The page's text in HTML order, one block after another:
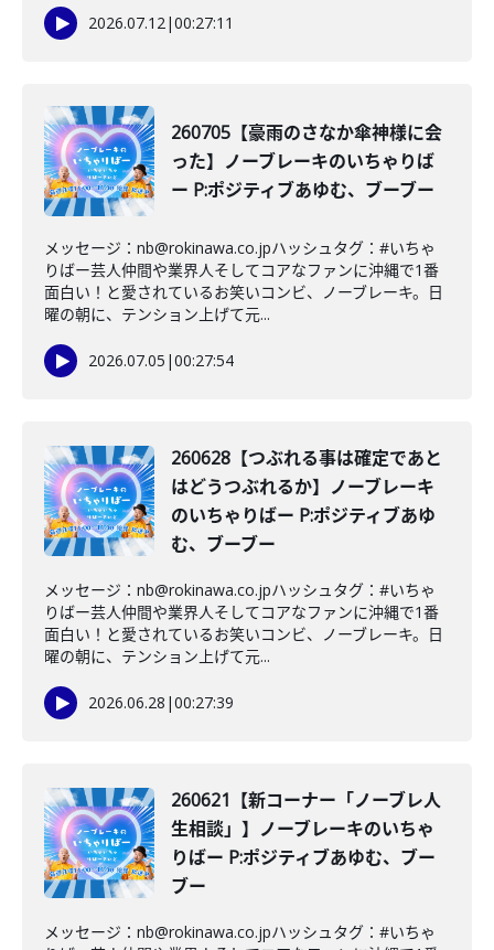
2026.07.12|00:27:11
260705【豪雨のさなか傘神様に会
った】ノーブレーキのいちゃりば
ー P:ポジティブあゆむ、ブーブー
メッセージ：nb@rokinawa.co.jpハッシュタグ：#いちゃ
りばー芸人仲間や業界人そしてコアなファンに沖縄で1番
面白い！と愛されているお笑いコンビ、ノーブレーキ。日
曜の朝に、テンション上げて元...
2026.07.05 |00:27:54
260628【つぶれる事は確定であと
はどうつぶれるか】ノーブレーキ
のいちゃりばー P:ポジティブあゆ
む、ブーブー
メッセージ：nb@rokinawa.co.jpハッシュタグ：#いちゃ
りばー芸人仲間や業界人そしてコアなファンに沖縄で1番
面白い！と愛されているお笑いコンビ、ノーブレーキ。日
曜の朝に、テンション上げて元...
2026.06.28 |00:27:39
260621【新コーナー「ノーブレ人
生相談」】ノーブレーキのいちゃ
りばー P:ポジティブあゆむ、ブー
ブー
メッセージ：nb@rokinawa.co.jpハッシュタグ：#いちゃ